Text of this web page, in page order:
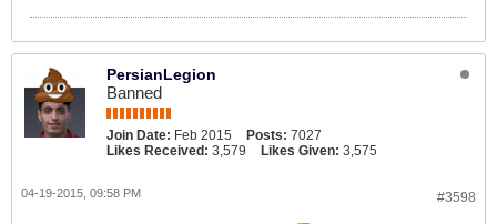
PersianLegion
Banned
Join Date: Feb 2015 Posts: 7027
Likes Received: 3,579 Likes Given: 3,575
#3598
04-19-2015, 09:58 PM